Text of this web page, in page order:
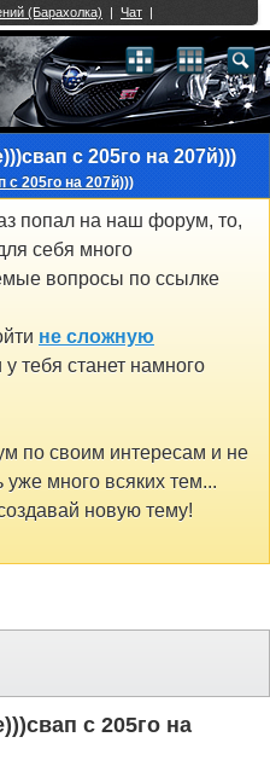
с 205го на 207й)))
205го на 207й)))
попал на наш форум, то,
себя много
вопросы по ссылке
не сложную
у тебя станет намного
по своим интересам и не
много всяких тем...
новую тему!
с 205го на
byvBSSO
16 17 18 21 22 23 24 25 26
36 37 38 39 40 41 42 43